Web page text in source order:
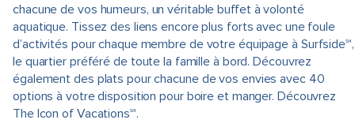
chacune de vos humeurs, un véritable buffet à volonté
aquatique. Tissez des liens encore plus forts avec une foule
d’activités pour chaque membre de votre équipage à Surfside℠,
le quartier préféré de toute la famille à bord. Découvrez
également des plats pour chacune de vos envies avec 40
options à votre disposition pour boire et manger. Découvrez
The Icon of Vacations℠.